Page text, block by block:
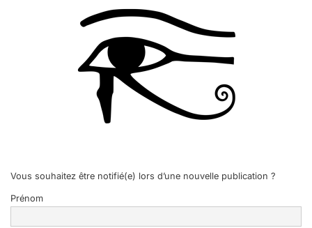
Vous souhaitez être notifié(e) lors d’une nouvelle publication ?
Prénom